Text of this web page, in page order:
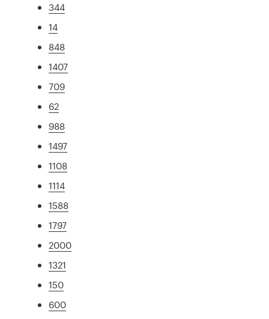
344
14
848
1407
709
62
988
1497
1108
1114
1588
1797
2000
1321
150
600